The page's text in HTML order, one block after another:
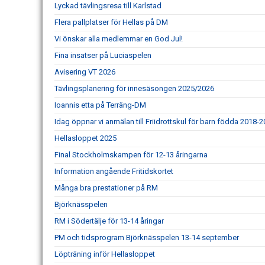
Lyckad tävlingsresa till Karlstad
Flera pallplatser för Hellas på DM
Vi önskar alla medlemmar en God Jul!
Fina insatser på Luciaspelen
Avisering VT 2026
Tävlingsplanering för innesäsongen 2025/2026
Ioannis etta på Terräng-DM
Idag öppnar vi anmälan till Friidrottskul för barn födda 2018-
Hellasloppet 2025
Final Stockholmskampen för 12-13 åringarna
Information angående Fritidskortet
Många bra prestationer på RM
Björknässpelen
RM i Södertälje för 13-14 åringar
PM och tidsprogram Björknässpelen 13-14 september
Löpträning inför Hellasloppet